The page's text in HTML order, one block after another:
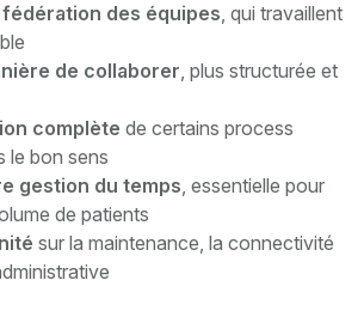
des équipes, qui travaillent
de collaborer, plus structurée et
complète de certains process
le bon sens
gestion du temps, essentielle pour
de patients
sur la maintenance, la connectivité